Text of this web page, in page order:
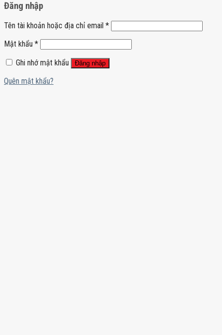
Đăng nhập
Tên tài khoản hoặc địa chỉ email *
Mật khẩu *
Ghi nhớ mật khẩu
Đăng nhập
Quên mật khẩu?